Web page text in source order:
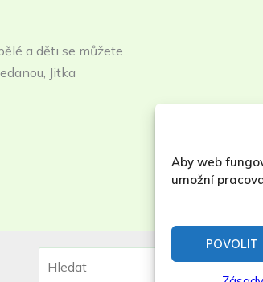
Aby web
umožní
POVOLIT
a děti se můžete
Jitka